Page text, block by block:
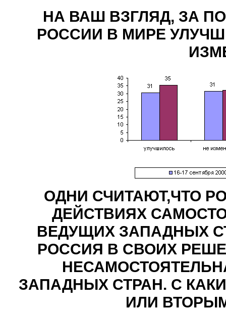
НА ВАШ ВЗГЛЯД, ЗА
РОССИИ В МИРЕ
ОДНИ СЧИТАЮТ,ЧТО
ДЕЙСТВИЯХ
ВЕДУЩИХ ЗАПАДНЫХ
РОССИЯ В СВОИХ
ЗАПАДНЫХ СТРАН. С
ИЛИ